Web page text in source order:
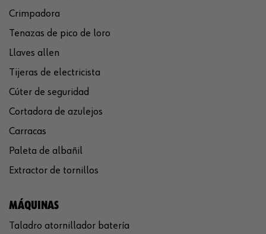
Crimpadora
Tenazas de pico de loro
Llaves allen
Tijeras de electricista
Cúter de seguridad
Cortadora de azulejos
Carracas
Paleta de albañil
Extractor de tornillos
MÁQUINAS
Taladro atornillador batería